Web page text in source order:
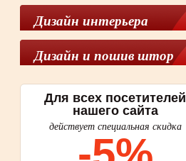
Дизайн интерьера
Дизайн и пошив штор
Для всех посетителей
нашего сайта
действует специальная скидка